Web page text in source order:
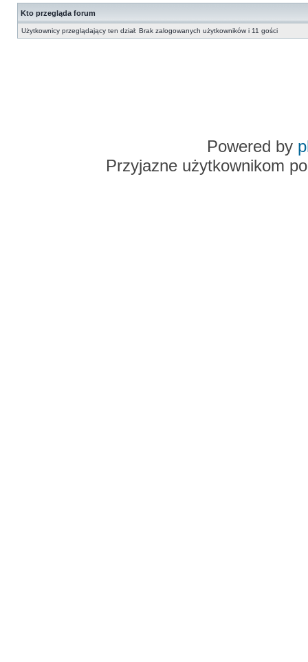
Kto przegląda forum
Użytkownicy przeglądający ten dział: Brak zalogowanych użytkowników i 11 gości
Powered by
Przyjazne użytkownikom